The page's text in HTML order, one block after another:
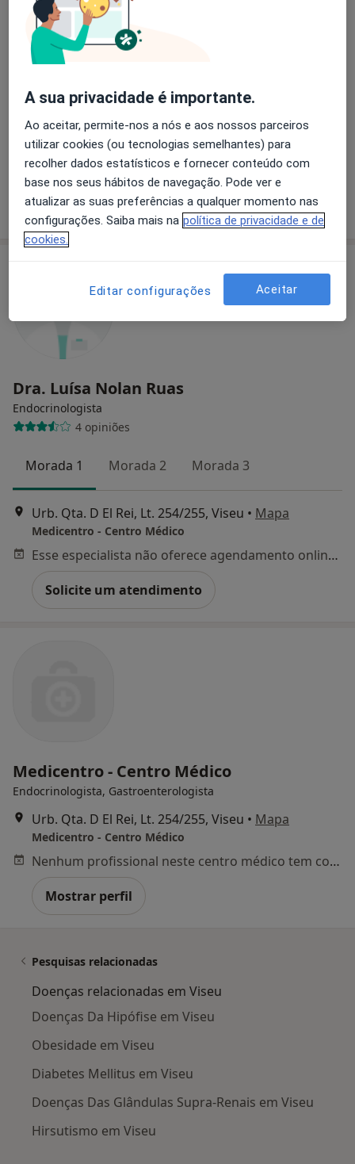
Dra. Luísa Barros
12 opiniões
R. Prof Egas Moniz (Bloco B, 3B), Viseu •Mapa
Consultório privado
Solicite um atendimento
Dra. Luísa Nolan Ruas
Endocrinologista
4 opiniões
Morada 1 Morada 2 Morada 3
Urb. Qta. D El Rei, Lt. 254/255, Viseu • Mapa
Medicentro - Centro Médico
Esse especialista não oferece agendamento online para esse endereço.
Solicite um atendimento
Medicentro - Centro Médico
Endocrinologista, Gastroenterologista
Urb. Qta. D El Rei, Lt. 254/255, Viseu • Mapa
Medicentro - Centro Médico
Nenhum profissional neste centro médico tem consultas disponíveis
Mostrar perfil
Pesquisas relacionadas
Doenças relacionadas em Viseu
Doenças Da Hipófise em Viseu
Obesidade em Viseu
Diabetes Mellitus em Viseu
Doenças Das Glândulas Supra-Renais em Viseu
Hirsutismo em Viseu
A sua privacidade é importante.
Ao aceitar, permite-nos a nós e aos nossos parceiros
utilizar cookies (ou tecnologias semelhantes) para
recolher dados estatísticos e fornecer conteúdo com
base nos seus hábitos de navegação. Pode ver e
atualizar as suas preferências a qualquer momento nas
configurações. Saiba mais na política de privacidade e de
cookies.
Editar configurações Aceitar